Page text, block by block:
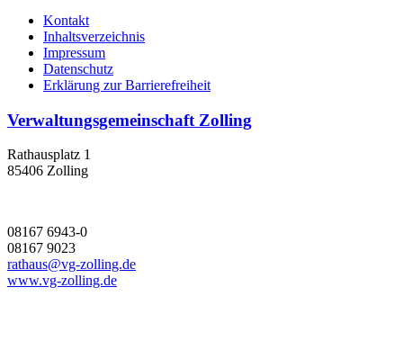
Kontakt
Inhaltsverzeichnis
Impressum
Datenschutz
Erklärung zur Barrierefreiheit
Verwaltungsgemeinschaft Zolling
Rathausplatz 1
85406 Zolling
08167 6943-0
08167 9023
rathaus@vg-zolling.de
www.vg-zolling.de